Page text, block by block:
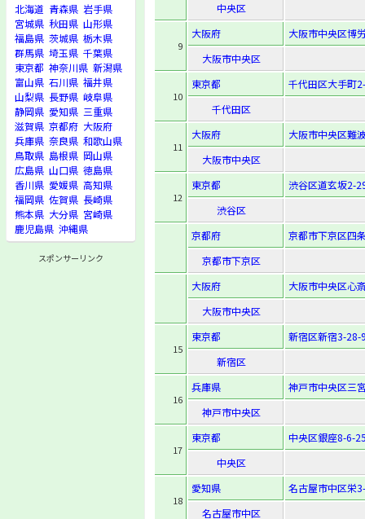
北海道 青森県 岩手県
宮城県 秋田県 山形県
福島県 茨城県 栃木県
群馬県 埼玉県 千葉県
東京都 神奈川県 新潟県
富山県 石川県 福井県
山梨県 長野県 岐阜県
静岡県 愛知県 三重県
滋賀県 京都府 大阪府
兵庫県 奈良県 和歌山県
鳥取県 島根県 岡山県
広島県 山口県 徳島県
香川県 愛媛県 高知県
福岡県 佐賀県 長崎県
熊本県 大分県 宮崎県
鹿児島県 沖縄県
スポンサーリンク
中央区
9
大阪府
大阪市中央区博
大阪市中央区
10
東京都
千代田区大手町
千代田区
11
大阪府
大阪市中央区難
大阪市中央区
12
東京都
渋谷区道玄坂2-
渋谷区
京都府
京都市下京区四
京都市下京区
大阪府
大阪市中央区心
大阪市中央区
15
東京都
新宿区新宿3-28-
新宿区
16
兵庫県
神戸市中央区三
神戸市中央区
17
東京都
中央区銀座8-6-
中央区
18
愛知県
名古屋市中区栄
名古屋市中区